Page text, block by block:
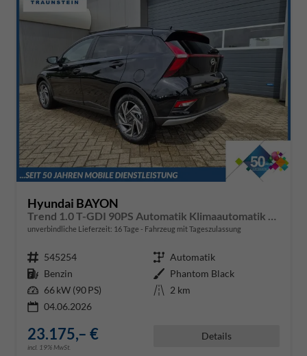
Hyundai BAYON
unverbindliche Lieferzeit: 16 Tage Fahrzeug mit Tageszulassung
Fahrzeugnr. 545254 Getriebe Automatik
Kraftstoff Benzin Außenfarbe Phantom Black
Leistung 66 kW (90 PS) Kilometerstand 2 km
04.06.2026
23.175,– €
incl. 19% MwSt.
Details